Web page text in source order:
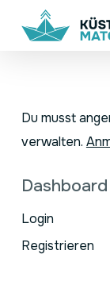
Du musst
verwalten.
Dashboard
Login
Registrieren